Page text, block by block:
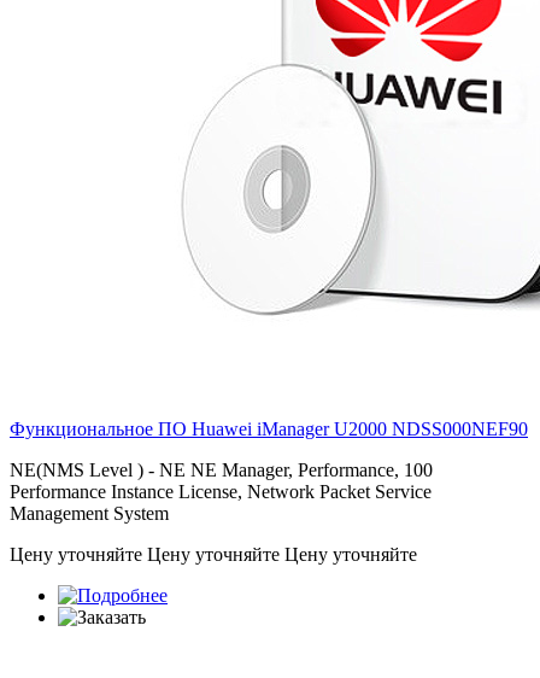
Функциональное ПО Huawei iManager U2000 NDSS000NEF90
NE(NMS Level ) - NE NE Manager, Performance, 100
Performance Instance License, Network Packet Service
Management System
Цену уточняйте Цену уточняйте Цену уточняйте